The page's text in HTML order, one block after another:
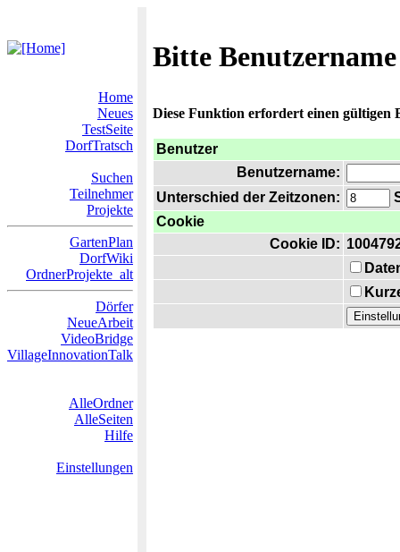
Bitte
Home
Neues
TestSeite
DorfTratsch
Suchen
Teilnehmer
Projekte
GartenPlan
DorfWiki
OrdnerProjekte_alt
Dörfer
NeueArbeit
VideoBridge
VillageInnovationTalk
AlleOrdner
AlleSeiten
Hilfe
Einstellungen
Diese Funktion erfordert einen gültigen
Benutzer
Benutzername:
Unterschied der Zeitzonen:
Cookie
Cookie ID: